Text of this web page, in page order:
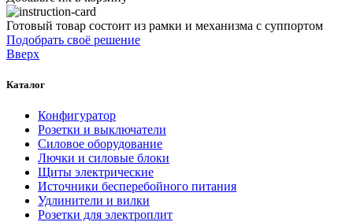
Готовый товар состоит из рамки и механизма с суппортом
Подобрать своё решение
Вверх
Каталог
Конфигуратор
Розетки и выключатели
Силовое оборудование
Лючки и силовые блоки
Щиты электрические
Источники бесперебойного питания
Удлинители и вилки
Розетки для электроплит